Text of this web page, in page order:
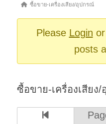
Forumซื้อขาย-เครื่องเสียง/อุปกรณ์
Please Login or
posts
ซื้อขาย-เครื่องเสียง